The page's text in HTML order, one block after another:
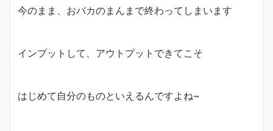
今のまま、おバカのまんまで終わってしまいます
インプットして、アウトプットできてこそ
はじめて自分のものといえるんですよね~